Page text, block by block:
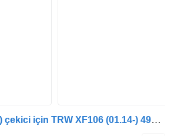
DAF XF106 (2014-) çekici için TRW XF106 (01.14-) 49002679 hidrolik amplifikatör